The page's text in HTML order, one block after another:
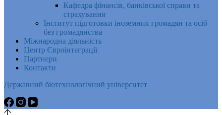
Кафедра фінансів, банківської справи та
страхування
Інститут підготовки іноземних громадян та осіб
без громадянства
Міжнародна діяльність
Центр Євроінтеграції
Партнери
Контакти
Державний біотехнологічний університет